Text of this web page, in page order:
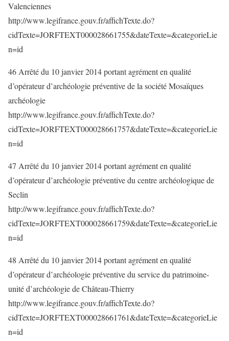
Valenciennes
http://www.legifrance.gouv.fr/affichTexte.do?
cidTexte=JORFTEXT000028661755&dateTexte=&categorieLie
n=id
46 Arrêté du 10 janvier 2014 portant agrément en qualité
d’opérateur d’archéologie préventive de la société Mosaïques
archéologie
http://www.legifrance.gouv.fr/affichTexte.do?
cidTexte=JORFTEXT000028661757&dateTexte=&categorieLie
n=id
47 Arrêté du 10 janvier 2014 portant agrément en qualité
d’opérateur d’archéologie préventive du centre archéologique de
Seclin
http://www.legifrance.gouv.fr/affichTexte.do?
cidTexte=JORFTEXT000028661759&dateTexte=&categorieLie
n=id
48 Arrêté du 10 janvier 2014 portant agrément en qualité
d’opérateur d’archéologie préventive du service du patrimoine-
unité d’archéologie de Château-Thierry
http://www.legifrance.gouv.fr/affichTexte.do?
cidTexte=JORFTEXT000028661761&dateTexte=&categorieLie
n=id